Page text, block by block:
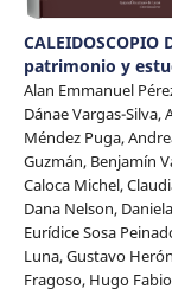
CALEIDOSCOPIO
patrimonio y
Alan Emmanuel
Dánae Vargas-Silva,
Méndez Puga,
Guzmán, Benjamín
Caloca Michel,
Dana Nelson,
Eurídice Sosa
Luna, Gustavo
Fragoso, Hugo